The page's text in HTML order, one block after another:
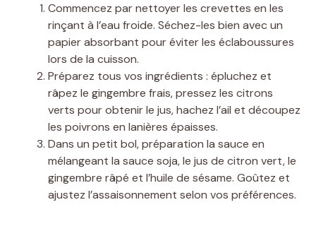
o
Commencez par nettoyer les crevettes en les
rinçant à l’eau froide. Séchez-les bien avec un
papier absorbant pour éviter les éclaboussures
lors de la cuisson.
Préparez tous vos ingrédients : épluchez et
râpez le gingembre frais, pressez les citrons
verts pour obtenir le jus, hachez l’ail et découpez
les poivrons en lanières épaisses.
Dans un petit bol, préparation la sauce en
mélangeant la sauce soja, le jus de citron vert, le
gingembre râpé et l’huile de sésame. Goûtez et
ajustez l’assaisonnement selon vos préférences.